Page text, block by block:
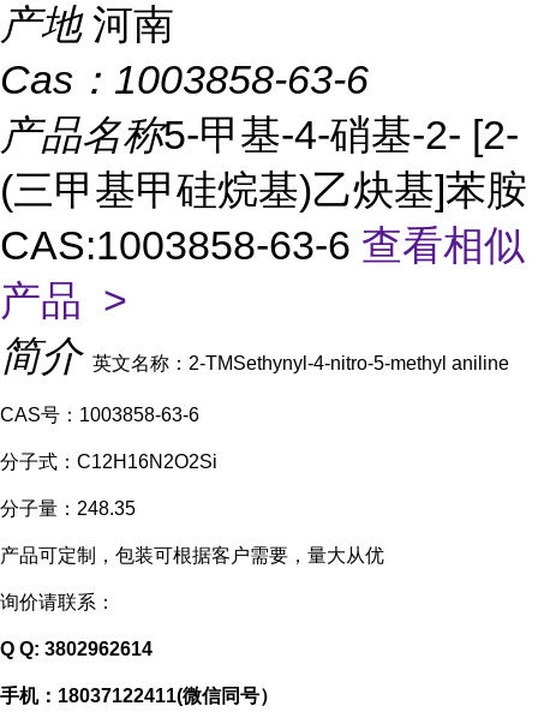
产地 河南
Cas： 1003858-63-6
产品名称5-甲基-4-硝基-2- [2-
(三甲基甲硅烷基)乙炔基]苯胺
CAS:1003858-63-6 查看相似
产品 >
简介 英文名称：2-TMSethynyl-4-nitro-5-methyl aniline
CAS号：1003858-63-6
分子式：C12H16N2O2Si
分子量：248.35
产品可定制，包装可根据客户需要，量大从优
询价请联系：
Q Q: 3802962614
手机：18037122411(微信同号）